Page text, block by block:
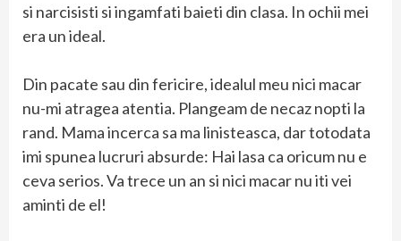
si narcisisti si ingamfati baieti din clasa. In ochii mei
era un ideal.
Din pacate sau din fericire, idealul meu nici macar
nu-mi atragea atentia. Plangeam de necaz nopti la
rand. Mama incerca sa ma linisteasca, dar totodata
imi spunea lucruri absurde: Hai lasa ca oricum nu e
ceva serios. Va trece un an si nici macar nu iti vei
aminti de el!